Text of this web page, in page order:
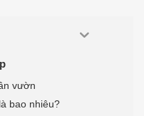
vườn
bao nhiêu?